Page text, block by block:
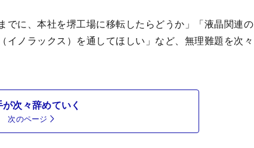
に、本社を堺工場に移転したらどうか」「液晶関連の
ノラックス）を通してほしい」など、無理難題を次々
次々辞めていく
次のページ